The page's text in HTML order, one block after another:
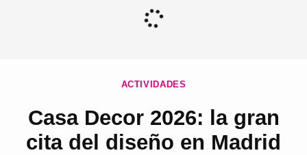
ACTIVIDADES
Casa Decor 2026: la gran
cita del diseño en Madrid